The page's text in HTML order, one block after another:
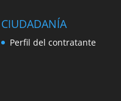
CIUDADANÍA
Perfil del contratante